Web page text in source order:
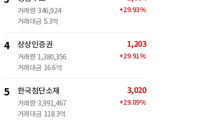
거래량 346,924
거래대금 5.3억
+29.93%
4 상상인증권
거래량 1,380,356
거래대금 16.6억
1,203
+29.91%
5 한국첨단소재
거래량 3,991,467
거래대금 118.3억
3,020
+29.89%